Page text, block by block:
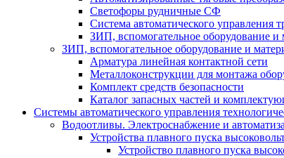
Светофоры рудничные СФ
Система автоматического
ЗИП, вспомогательное оборудование и
ЗИП, вспомогательное оборудование и
Арматура линейная контактной сети
Металлоконструкции для монтажа
Комплект средств безопасности
Каталог запасных частей и
Системы автоматического управления
Водоотливы. Электроснабжение и
Устройства плавного пуска
Устройство плавного пуска